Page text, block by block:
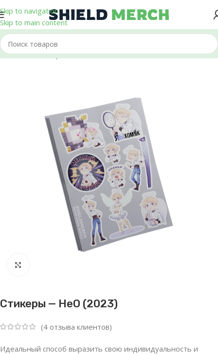
Skip to navigation
Skip to main content
Главная/Стикеры и Наклейки
Стикеры — HeO (2023)
(4 отзыва клиентов)
Идеальный способ выразить свою индивидуальность и